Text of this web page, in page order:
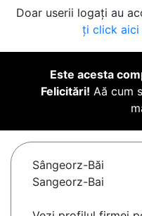
Doar userii logați au
ți click aici
Este acesta
Felicitări! Aă cum
Sângeorz-Băi
Sangeorz-Bai